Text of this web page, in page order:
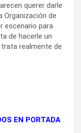
querer darle
Organización de
escenario para
de hacerle un
trata realmente de
EN PORTADA